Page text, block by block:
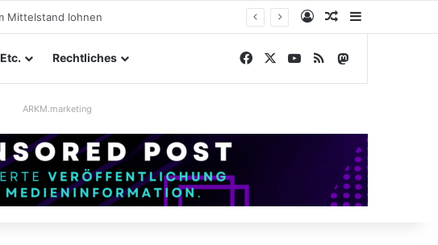
Außengelände AnmeldenZufälliger
Etc. Rechtliches Facebook YouTube
RSS
ARKM.marketing